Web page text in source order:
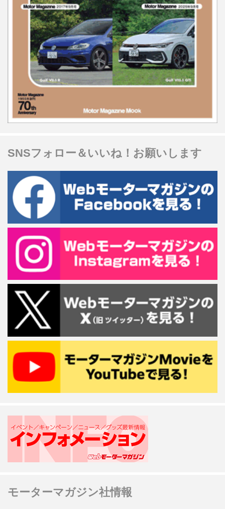
SNSフォロー＆いいね！お願いします
モーターマガジン社情報